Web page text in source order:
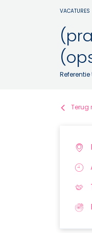
VACATURES
Terug